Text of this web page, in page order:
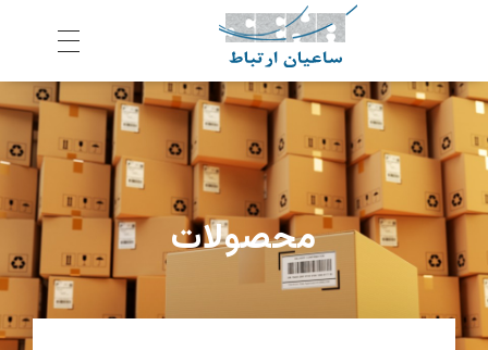
ش
رکت ساعیان ارتباط آینده پیشرو یکپارچگی و امنیت در ارتباط
محصولات